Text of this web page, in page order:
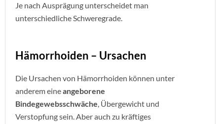
Je nach Ausprägung unterscheidet man
unterschiedliche Schweregrade.
Hämorrhoiden – Ursachen
Die Ursachen von Hämorrhoiden können unter
anderem eineangeborene
Bindegewebsschwäche, Übergewicht und
Verstopfung sein. Aber auch zu kräftiges